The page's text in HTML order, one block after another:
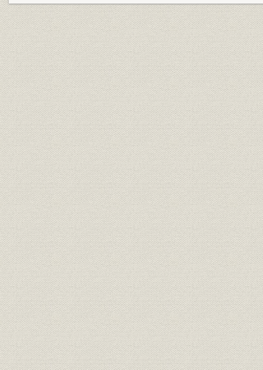
2 徒弟として三吉電機工場に入社
3 工手学校機械科で基本を習得
4 わが国電気事業の幕開け
5 電気機械製造業の先駆、三吉電機工場
6 修業時代の重宗芳水
2 独立創業、明電舎モートルの誕生 明治30年(1897)~37年(1904)
1 京橋区築地船松町に旗上げ
2 苦難の時代
3 明電舎モートルの誕生
4 独自技術の芽生え
5 明治31~37年の当社製品
3 明石町、大崎工場での事業基盤の拡大 明治38年(1905)~大正7年
1 モートルの明電、一世を風靡
2 次期発展への布石
3 大崎工場の建設・移転